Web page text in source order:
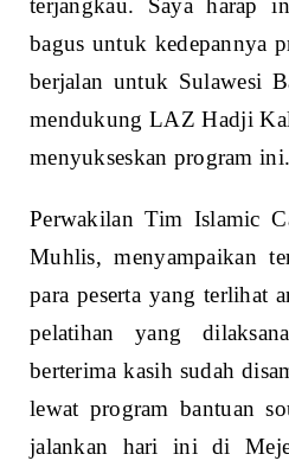
terjangkau. Saya harap
bagus untuk kedepannya
berjalan untuk Sulawesi
mendukung LAZ Hadji
menyukseskan program
Perwakilan Tim Islamic
Muhlis, menyampaikan
para peserta yang terlihat
pelatihan yang
berterima kasih sudah
lewat program bantuan
jalankan hari ini di